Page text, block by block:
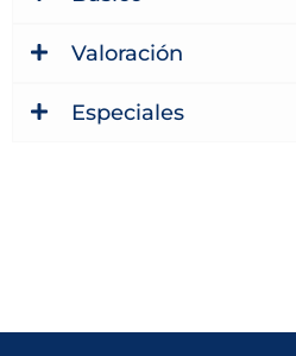
Valoración
Especiales